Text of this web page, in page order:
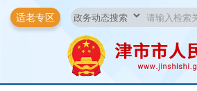
适老专区